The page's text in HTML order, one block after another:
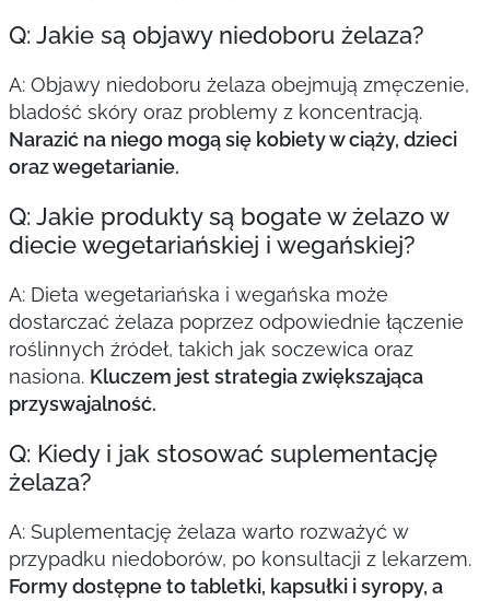
Q: Jakie są objawy niedoboru żelaza?
A: Objawy niedoboru żelaza obejmują zmęczenie,
bladość skóry oraz problemy z koncentracją.
Narazić na niego mogą się kobiety w ciąży, dzieci
oraz wegetarianie.
Q: Jakie produkty są bogate w żelazo w
diecie wegetariańskiej i wegańskiej?
A: Dieta wegetariańska i wegańska może
dostarczać żelaza poprzez odpowiednie łączenie
roślinnych źródeł, takich jak soczewica oraz
nasiona. Kluczem jest strategia zwiększająca
przyswajalność.
Q: Kiedy i jak stosować suplementację
żelaza?
A: Suplementację żelaza warto rozważyć w
przypadku niedoborów, po konsultacji z lekarzem.
Formy dostępne to tabletki, kapsułki i syropy, a